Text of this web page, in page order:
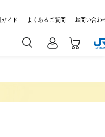
イド よくあるご質問 お問い合わ